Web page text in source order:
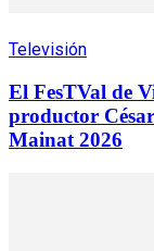
Televisión
El FesTVal de
productor
Mainat 2026